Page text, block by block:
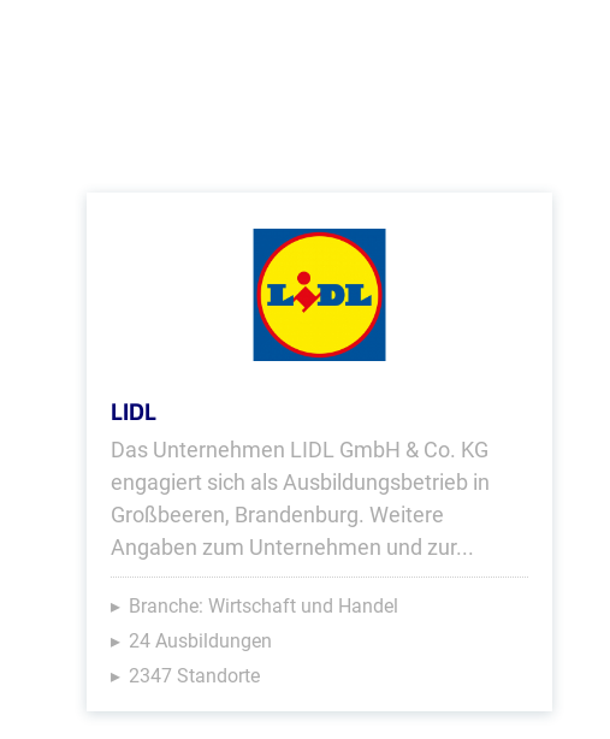
LIDL
Das Unternehmen LIDL GmbH & Co. KG
engagiert sich als Ausbildungsbetrieb in
Großbeeren, Brandenburg. Weitere
Angaben zum Unternehmen und zur...
Branche: Wirtschaft und Handel
24 Ausbildungen
2347 Standorte